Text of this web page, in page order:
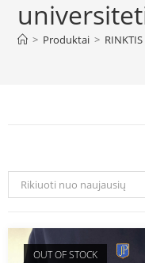
> Produktai >
Rikiuoti nuo naujausių
OUT OF STOCK